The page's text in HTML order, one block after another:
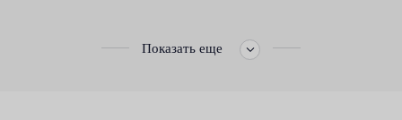
Показать еще